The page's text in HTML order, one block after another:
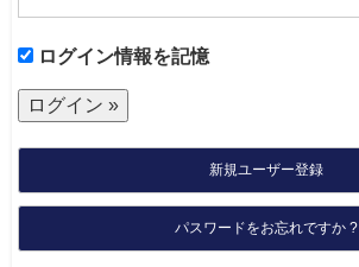
ログイン情報を記憶
新規ユーザー登録
パスワードをお忘れですか ?